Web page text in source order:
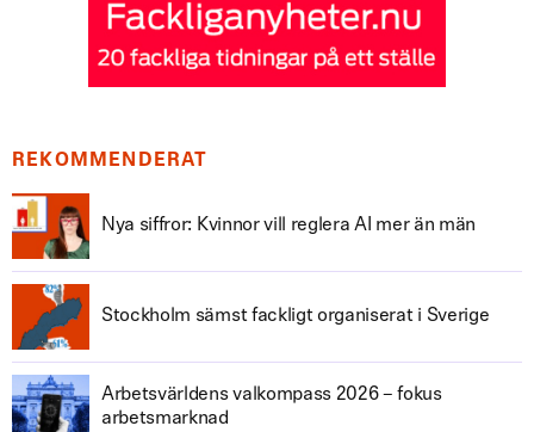
REKOMMENDERAT
Nya siffror: Kvinnor vill reglera AI mer än män
Stockholm sämst fackligt organiserat i Sverige
Arbetsvärldens valkompass 2026 – fokus
arbetsmarknad